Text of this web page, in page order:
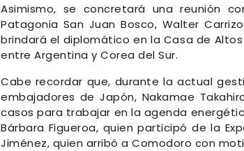
Asimismo, se concretará una reunión
Patagonia San Juan Bosco, Walter
brindará el diplomático en la Casa de
entre Argentina y Corea del Sur.
Cabe recordar que, durante la actual
embajadores de Japón, Nakamae
casos para trabajar en la agenda
Bárbara Figueroa, quien participó de la
Jiménez, quien arribó a Comodoro con